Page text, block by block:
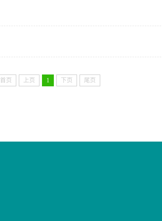
首页 上页 1 下页 尾页